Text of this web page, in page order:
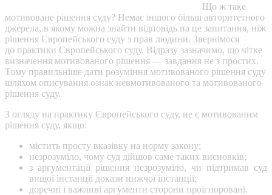
Що ж таке
мотивоване рішення суду? Немає іншого більш авторитетного
джерела, в якому можна знайти відповідь на це запитання, ніж
рішення Європейського суду з прав людини. Звернімося
до практики Європейського суду. Відразу зазначимо, що чітке
визначення мотивованого рішення — завдання не з простих.
Тому правильніше дати розуміння мотивованого рішення суду
шляхом описування ознак невмотивованого та мотивованого
рішення суду.
З огляду на практику Європейського суду, не є мотивованим
рішення суду, якщо:
містить просту вказівку на норму закону;
незрозуміло, чому суд дійшов саме таких висновків;
з аргументації рішення незрозуміло, чи підтримав суд
вищої інстанції докази нижчої інстанції;
доречні і важливі аргументи сторони проігноровані.